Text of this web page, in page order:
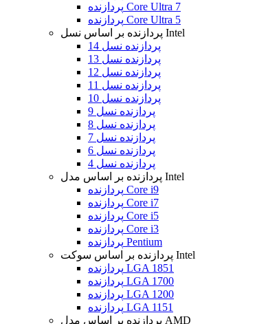
پردازنده Core Ultra 7
پردازنده Core Ultra 5
پردازنده بر اساس نسل Intel
پردازنده نسل 14
پردازنده نسل 13
پردازنده نسل 12
پردازنده نسل 11
پردازنده نسل 10
پردازنده نسل 9
پردازنده نسل 8
پردازنده نسل 7
پردازنده نسل 6
پردازنده نسل 4
پردازنده بر اساس مدل Intel
پردازنده Core i9
پردازنده Core i7
پردازنده Core i5
پردازنده Core i3
پردازنده Pentium
پردازنده بر اساس سوکت Intel
پردازنده LGA 1851
پردازنده LGA 1700
پردازنده LGA 1200
پردازنده LGA 1151
پردازنده بر اساس مدل AMD